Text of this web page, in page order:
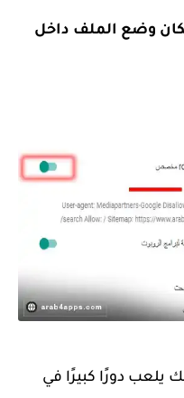
وضع الملف داخل
يلعب دورًا كبيرًا في